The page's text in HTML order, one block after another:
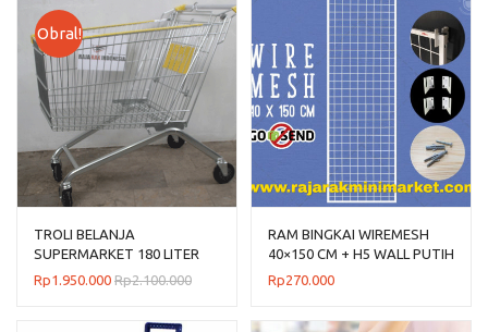
Obral!
TROLI BELANJA
SUPERMARKET 180 LITER
TIPE TS-180L RAJARAK
Rp1.950.000 Rp2.100.000
RAM BINGKAI WIREMESH
40×150 CM + H5 WALL PUTIH
Rp270.000